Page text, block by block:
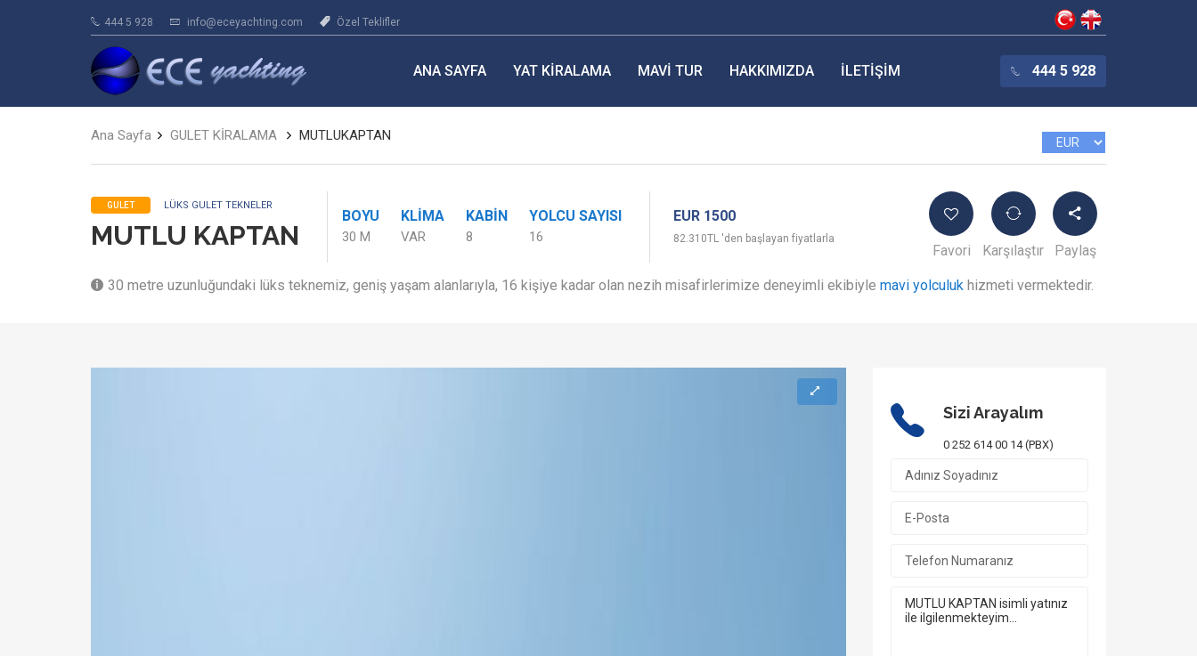
444 5 928 info@eceyachting.com Özel Teklifler
ANA SAYFA YAT KIRALAMA MAVI TUR HAKKIMIZDA İLETIŞIM 444 5 928
Ana Sayfa GULET KİRALAMA MUTLUKAPTAN
GULET LÜKS GULET TEKNELER
MUTLU KAPTAN
BOYU
30 M
KLIMA
VAR
KABIN
8
YOLCU SAYISI
16
EUR 1500
82.310TL 'den başlayan fiyatlarla
Favori Karşılaştır Paylaş
30 metre uzunluğundaki lüks teknemiz, geniş yaşam alanlarıyla, 16 kişiye kadar olan nezih misafirlerimize deneyimli ekibiyle mavi yolculuk hizmeti vermektedir.
Sizi Arayalım
0 252 614 00 14 (PBX)